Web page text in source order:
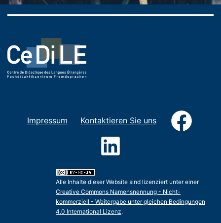
Impressum Kontaktieren Sie uns
Alle Inhalte dieser Website sind lizenziert unter einer
Creative Commons Namensnennung - Nicht-
kommerziell - Weitergabe unter gleichen Bedingungen
4.0 International Lizenz.